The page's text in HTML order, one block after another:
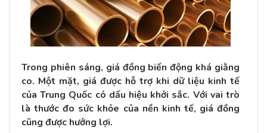
Trong phiên sáng, giá đồng biến động khá giằng
co. Một mặt, giá được hỗ trợ khi dữ liệu kinh tế
của Trung Quốc có dấu hiệu khởi sắc. Với vai trò
là thước đo sức khỏe của nền kinh tế, giá đồng
cũng được hưởng lợi.